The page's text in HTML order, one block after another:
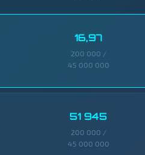
16,97
200 000 /
45 000 000
51 945
200 000 /
45 000 000